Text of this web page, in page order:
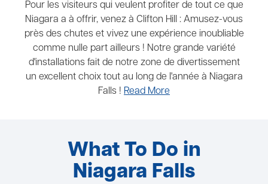
Pour les visiteurs qui veulent profiter de tout ce que
Niagara a à offrir, venez à Clifton Hill : Amusez-vous
près des chutes et vivez une expérience inoubliable
comme nulle part ailleurs ! Notre grande variété
d'installations fait de notre zone de divertissement
un excellent choix tout au long de l'année à Niagara
Falls ! Read More
What To Do in
Niagara Falls